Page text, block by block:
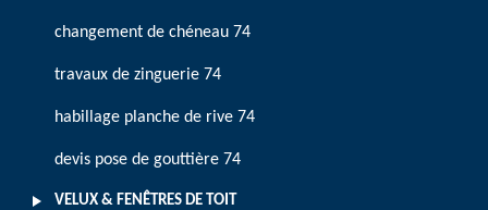
changement de chéneau 74
travaux de zinguerie 74
habillage planche de rive 74
devis pose de gouttière 74
VELUX & FENÊTRES DE TOIT